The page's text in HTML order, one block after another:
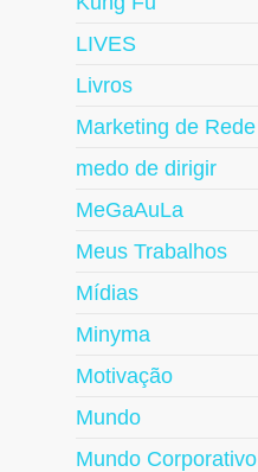
LIVES
Livros
Marketing de Rede
medo de dirigir
MeGaAuLa
Meus Trabalhos
Mídias
Minyma
Motivação
Mundo
Mundo Corporativo